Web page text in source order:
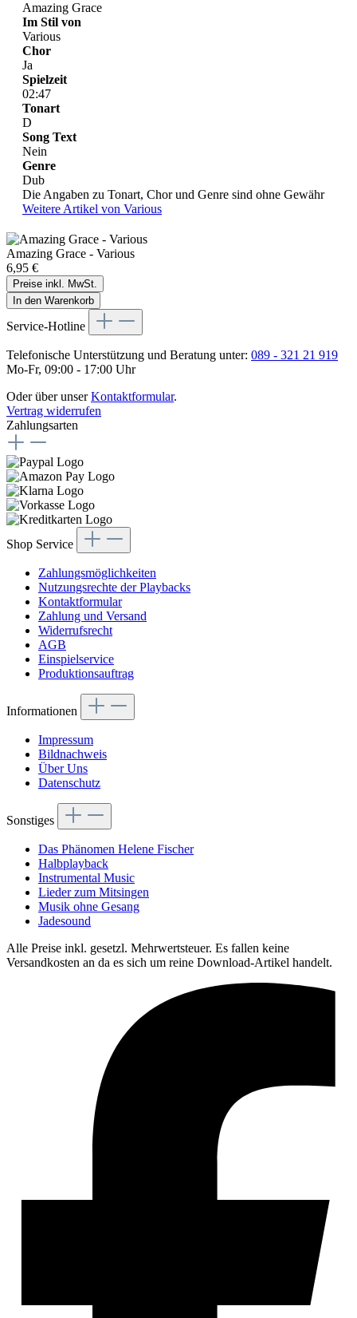
Amazing Grace
Im Stil von
Various
Chor
Ja
Spielzeit
02:47
Tonart
D
Song Text
Nein
Genre
Dub
Die Angaben zu Tonart, Chor und Genre sind ohne Gewähr
Weitere Artikel von Various
Amazing Grace - Various
6,95 €
Preise inkl. MwSt.
In den Warenkorb
Service-Hotline
Telefonische Unterstützung und Beratung unter: 089 - 321 21 919
Mo-Fr, 09:00 - 17:00 Uhr
Oder über unserKontaktformular.
Vertrag widerrufen
Zahlungsarten
Shop Service
Zahlungsmöglichkeiten
Nutzungsrechte der Playbacks
Kontaktformular
Zahlung und Versand
Widerrufsrecht
AGB
Einspielservice
Produktionsauftrag
Informationen
Impressum
Bildnachweis
Über Uns
Datenschutz
Sonstiges
Das Phänomen Helene Fischer
Halbplayback
Instrumental Music
Lieder zum Mitsingen
Musik ohne Gesang
Jadesound
Alle Preise inkl. gesetzl. Mehrwertsteuer. Es fallen keine
Versandkosten an da es sich um reine Download-Artikel handelt.